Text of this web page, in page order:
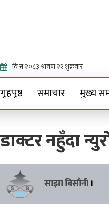
गृहपृष्ठ समाचार मुख्य
डाक्टर नहुँदा
साझा बिसौनी ।